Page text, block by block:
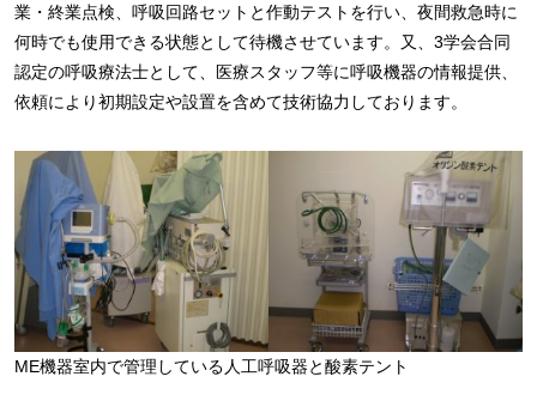
業・終業点検、呼吸回路セットと作動テストを行い、夜間救急時に
何時でも使用できる状態として待機させています。又、3学会合同
認定の呼吸療法士として、医療スタッフ等に呼吸機器の情報提供、
依頼により初期設定や設置を含めて技術協力しております。
ME機器室内で管理している人工呼吸器と酸素テント